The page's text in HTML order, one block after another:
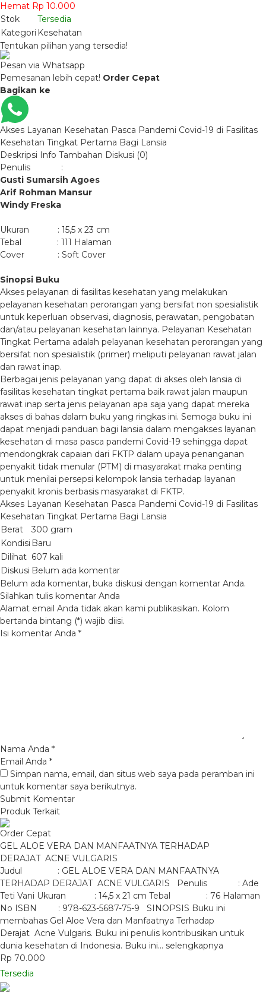
Hemat Rp 10.000
Stok
Tersedia
Kategori Kesehatan
Tentukan pilihan yang tersedia!
Pesan via Whatsapp
Pemesanan lebih cepat! Order Cepat
Bagikan ke
Akses Layanan Kesehatan Pasca Pandemi Covid-19 di Fasilitas
Kesehatan Tingkat Pertama Bagi Lansia
Deskripsi Info Tambahan Diskusi (0)
Penulis :
Gusti Sumarsih Agoes
Arif Rohman Mansur
Windy Freska
Ukuran : 15,5 x 23 cm
Tebal : 111 Halaman
Cover : Soft Cover
Sinopsi Buku
Akses pelayanan di fasilitas kesehatan yang melakukan
pelayanan kesehatan perorangan yang bersifat non spesialistik
untuk keperluan observasi, diagnosis, perawatan, pengobatan
dan/atau pelayanan kesehatan lainnya. Pelayanan Kesehatan
Tingkat Pertama adalah pelayanan kesehatan perorangan yang
bersifat non spesialistik (primer) meliputi pelayanan rawat jalan
dan rawat inap.
Berbagai jenis pelayanan yang dapat di akses oleh lansia di
fasilitas kesehatan tingkat pertama baik rawat jalan maupun
rawat inap serta jenis pelayanan apa saja yang dapat mereka
akses di bahas dalam buku yang ringkas ini. Semoga buku ini
dapat menjadi panduan bagi lansia dalam mengakses layanan
kesehatan di masa pasca pandemi Covid-19 sehingga dapat
mendongkrak capaian dari FKTP dalam upaya penanganan
penyakit tidak menular (PTM) di masyarakat maka penting
untuk menilai persepsi kelompok lansia terhadap layanan
penyakit kronis berbasis masyarakat di FKTP.
Akses Layanan Kesehatan Pasca Pandemi Covid-19 di Fasilitas
Kesehatan Tingkat Pertama Bagi Lansia
Berat
300 gram
Kondisi Baru
Dilihat 607 kali
Diskusi Belum ada komentar
Belum ada komentar, buka diskusi dengan komentar Anda.
Silahkan tulis komentar Anda
Alamat email Anda tidak akan kami publikasikan. Kolom
bertanda bintang (*) wajib diisi.
Isi komentar Anda *
Nama Anda *
Email Anda *
Simpan nama, email, dan situs web saya pada peramban ini
untuk komentar saya berikutnya.
Produk Terkait
Order Cepat
GEL ALOE VERA DAN MANFAATNYA TERHADAP
DERAJAT ACNE VULGARIS
Judul : GEL ALOE VERA DAN MANFAATNYA
TERHADAP DERAJAT ACNE VULGARIS Penulis : Ade
Teti Vani Ukuran : 14,5 x 21 cm Tebal : 76 Halaman
No ISBN : 978-623-5687-75-9 SINOPSIS Buku ini
membahas Gel Aloe Vera dan Manfaatnya Terhadap
Derajat Acne Vulgaris. Buku ini penulis kontribusikan untuk
dunia kesehatan di Indonesia. Buku ini… selengkapnya
Rp 70.000
Tersedia